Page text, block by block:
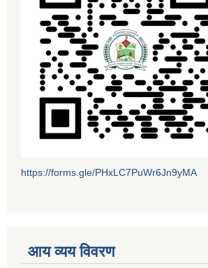
https://forms.gle/PHxLC7PuWr6Jn9yMA
आय व्यय विवरण